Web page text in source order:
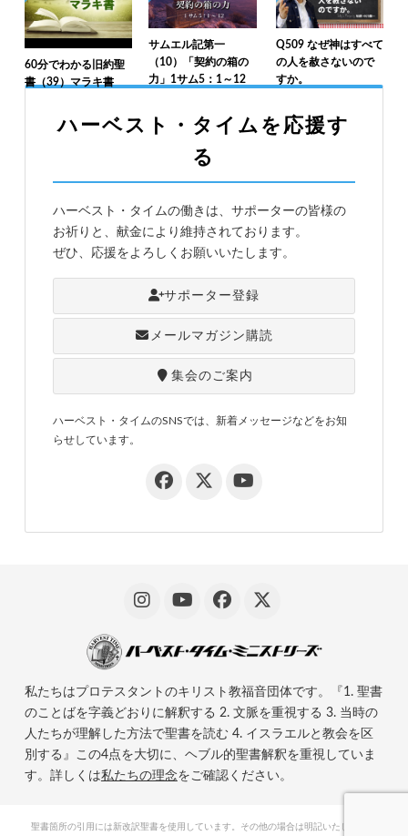
60分でわかる旧約聖
書（39）マラキ書
サムエル記第一
（10）「契約の箱の
力」1サム5：1～12
Q509 なぜ神はすべて
の人を赦さないので
すか。
ハーベスト・タイムを応援す
る
ハーベスト・タイムの働きは、サポーターの皆様の
お祈りと、献金により維持されております。
ぜひ、応援をよろしくお願いいたします。
サポーター登録
メールマガジン購読
集会のご案内
ハーベスト・タイムのSNSでは、新着メッセージなどをお知
らせしています。
私たちはプロテスタントのキリスト教福音団体です。『1. 聖書
のことばを字義どおりに解釈する 2. 文脈を重視する 3. 当時の
人たちが理解した方法で聖書を読む 4. イスラエルと教会を区
別する』この4点を大切に、ヘブル的聖書解釈を重視していま
す。詳しくは私たちの理念をご確認ください。
聖書箇所の引用には新改訳聖書を使用しています。その他の場合は明記いたします。